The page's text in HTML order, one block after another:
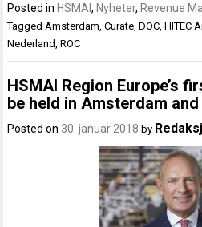
Posted in HSMAI, Nyheter, Revenue
Tagged Amsterdam ,Curate ,DOC ,HITEC
Nederland ,ROC
HSMAI Region Europe’s
be held in Amsterdam
Posted on 30. januar 2018 by